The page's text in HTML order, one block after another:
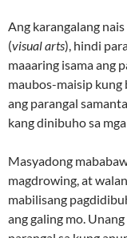
Ang karangalang
(visual arts), hindi
maaaring isama ang
maubos-maisip kung
ang parangal
kang dinibuho sa
Masyadong
magdrowing, at
mabilisang
ang galing mo.